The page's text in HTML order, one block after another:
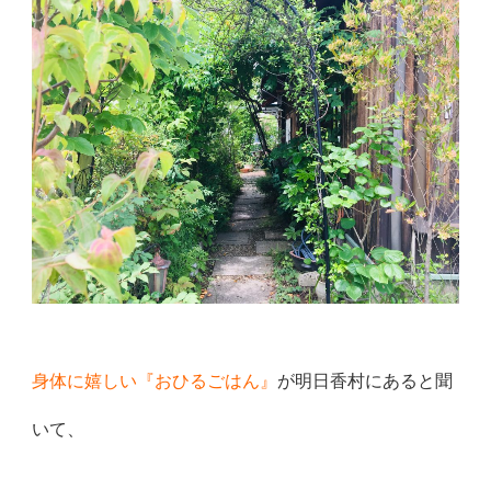
身体に嬉しい『おひるごはん』 が明日香村にあると聞
いて、